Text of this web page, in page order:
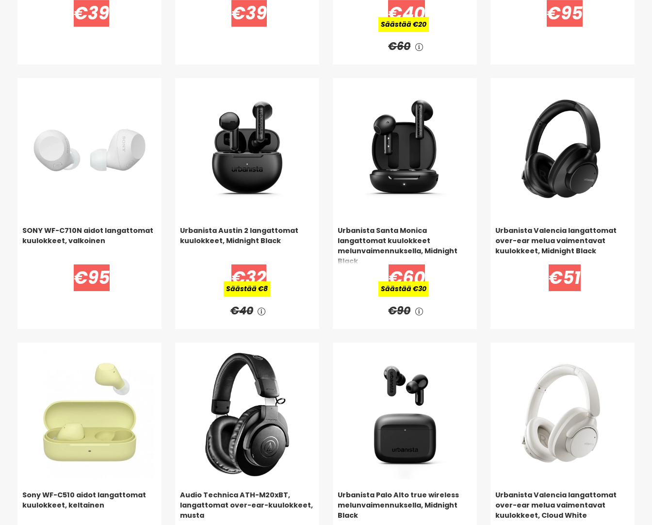
€39 €39 €40
Säästää €20
€60
€95
SONY WF-C710N aidot langattomat
kuulokkeet, valkoinen
€95
Urbanista Austin 2 langattomat
kuulokkeet, Midnight Black
€32
Säästää €8
€40
Urbanista Santa Monica
langattomat kuulokkeet
melunvaimennuksella, Midnight
Black
€60
Säästää €30
€90
Urbanista Valencia langattomat
over-ear melua vaimentavat
kuulokkeet, Midnight Black
€51
Sony WF-C510 aidot langattomat
kuulokkeet, keltainen
Audio Technica ATH-M20xBT,
langattomat over-ear-kuulokkeet,
musta
Urbanista Palo Alto true wireless
melunvaimennuksella, Midnight
Black
Urbanista Valencia langattomat
over-ear melua vaimentavat
kuulokkeet, Cloud White